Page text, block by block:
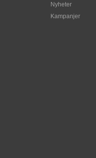
Nyheter
Kampanjer